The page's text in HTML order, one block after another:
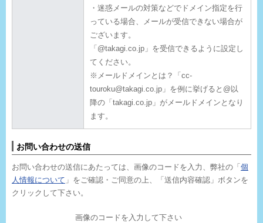
・迷惑メールの対策などでドメイン指定を行
っている場合、メールが受信できない場合が
ございます。
「@takagi.co.jp」を受信できるように設定し
てください。
※メールドメインとは？「cc-
touroku@takagi.co.jp」を例に挙げると@以
降の「takagi.co.jp」がメールドメインとなり
ます。
お問い合わせの送信
お問い合わせの送信にあたっては、画像のコードを入力、弊社の「 個
人情報について 」をご確認・ご同意の上、「送信内容確認」ボタンを
クリックして下さい。
画像のコードを入力して下さい